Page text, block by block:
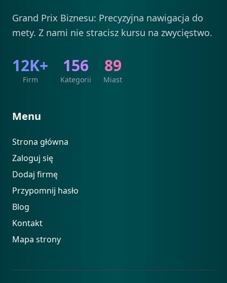
Grand Prix Biznesu: Precyzyjna nawigacja do
mety. Z nami nie stracisz kursu na zwycięstwo.
12K+
Firm
156
Kategorii
89
Miast
Menu
Strona główna
Zaloguj się
Dodaj firmę
Przypomnij hasło
Blog
Kontakt
Mapa strony